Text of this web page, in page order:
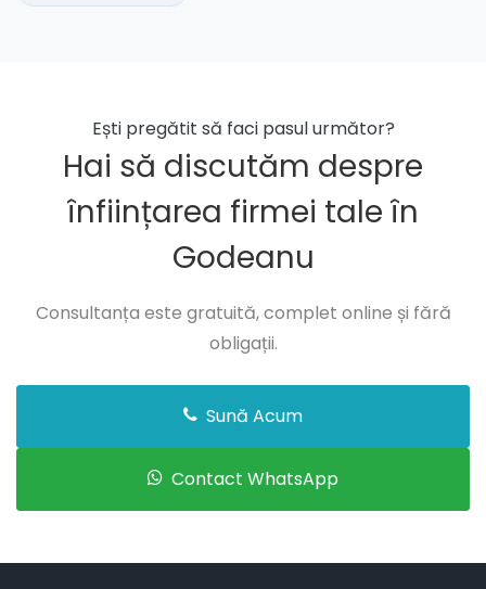
Ești pregătit să faci pasul următor?
Hai să discutăm despre
înființarea firmei tale în
Godeanu
Consultanța este gratuită, complet online și fără
obligații.
Sună Acum
Contact WhatsApp